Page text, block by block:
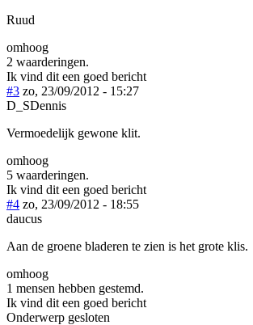
Ruud
omhoog
2 waarderingen.
Ik vind dit een goed bericht
#3 zo, 23/09/2012 - 15:27
D_SDennis
Vermoedelijk gewone klit.
omhoog
5 waarderingen.
Ik vind dit een goed bericht
#4 zo, 23/09/2012 - 18:55
daucus
Aan de groene bladeren te zien is het grote klis.
omhoog
1 mensen hebben gestemd.
Ik vind dit een goed bericht
Onderwerp gesloten